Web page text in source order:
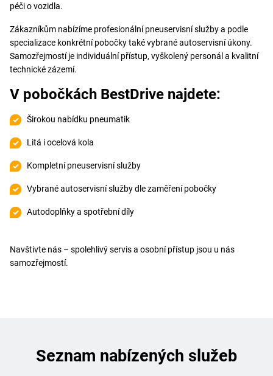
péči o vozidla.
Zákazníkům nabízíme profesionální pneuservisní služby a podle
specializace konkrétní pobočky také vybrané autoservisní úkony.
Samozřejmostí je individuální přístup, vyškolený personál a kvalitní
technické zázemí.
V pobočkách BestDrive najdete:
Širokou nabídku pneumatik
Litá i ocelová kola
Kompletní pneuservisní služby
Vybrané autoservisní služby dle zaměření pobočky
Autodoplňky a spotřební díly
Navštivte nás – spolehlivý servis a osobní přístup jsou u nás
samozřejmostí.
Seznam nabízených služeb